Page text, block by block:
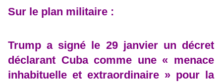
Sur le plan militaire :
Trump a signé le 29 janvier un décret
déclarant Cuba comme une « menace
inhabituelle et extraordinaire » pour la